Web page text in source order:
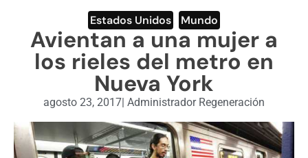
ENGLISH SECTION
VIDEOS
Estados Unidos Mundo
Avientan a una mujer a
los rieles del metro en
Nueva York
agosto 23, 2017| Administrador Regeneración